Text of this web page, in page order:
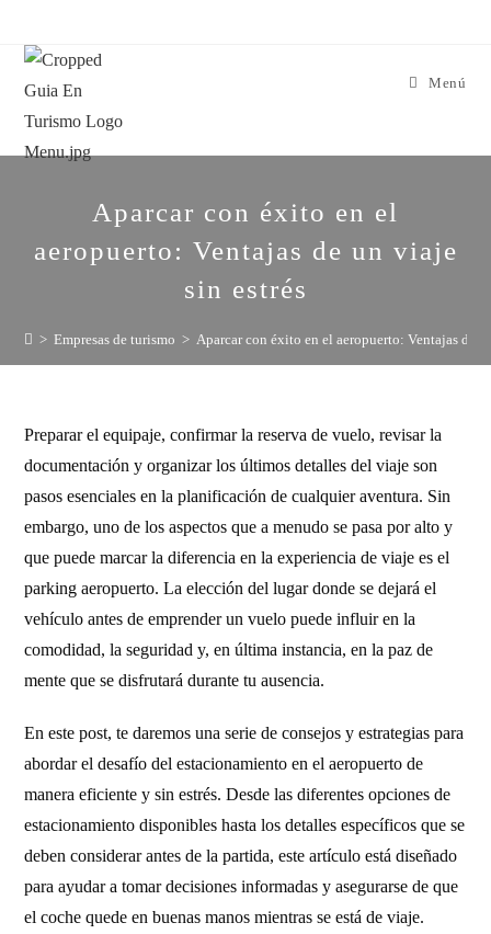
Menú
Aparcar con éxito en el
aeropuerto: Ventajas de un viaje
sin estrés
> Empresas de turismo > Aparcar con éxito en el aeropuerto: Ventajas de
Preparar el equipaje, confirmar la reserva de vuelo, revisar la
documentación y organizar los últimos detalles del viaje son
pasos esenciales en la planificación de cualquier aventura. Sin
embargo, uno de los aspectos que a menudo se pasa por alto y
que puede marcar la diferencia en la experiencia de viaje es el
parking aeropuerto. La elección del lugar donde se dejará el
vehículo antes de emprender un vuelo puede influir en la
comodidad, la seguridad y, en última instancia, en la paz de
mente que se disfrutará durante tu ausencia.
En este post, te daremos una serie de consejos y estrategias para
abordar el desafío del estacionamiento en el aeropuerto de
manera eficiente y sin estrés. Desde las diferentes opciones de
estacionamiento disponibles hasta los detalles específicos que se
deben considerar antes de la partida, este artículo está diseñado
para ayudar a tomar decisiones informadas y asegurarse de que
el coche quede en buenas manos mientras se está de viaje.